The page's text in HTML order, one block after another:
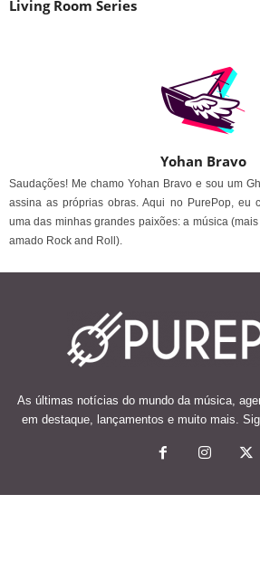
Living Room Series
Yohan Bravo
Saudações! Me chamo Yohan Bravo e sou um
assina as próprias obras. Aqui no PurePop, eu
uma das minhas grandes paixões: a música
amado Rock and Roll).
As últimas notícias do mundo da música,
em destaque, lançamentos e muito mais.